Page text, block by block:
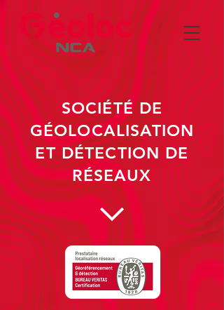
SOCIÉTÉ DE
GÉOLOCALISATION
ET DÉTECTION DE
RÉSEAUX